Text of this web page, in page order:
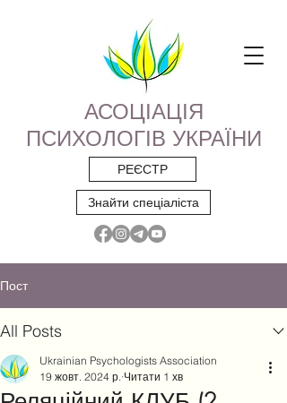
АСОЦІАЦІЯ
ПСИХОЛОГІВ УКРАЇНИ
РЕЄСТР
Знайти спеціаліста
Пост
All Posts
Ukrainian Psychologists Association
19 жовт. 2024 р. Читати 1 хв